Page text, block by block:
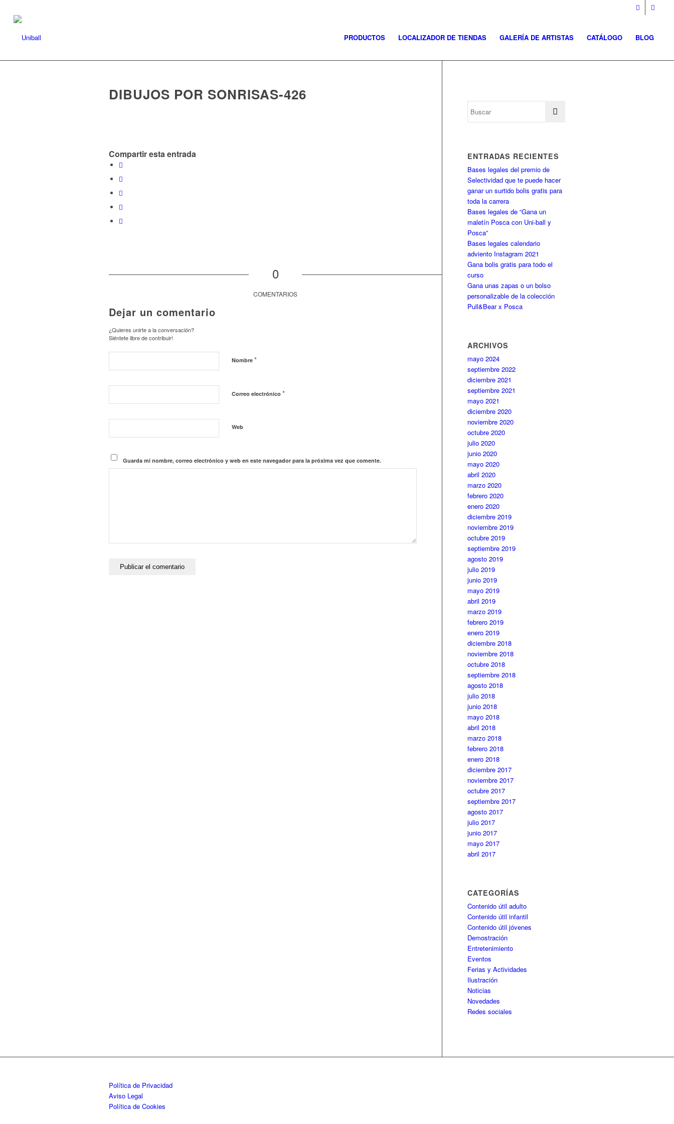
PRODUCTOS LOCALIZADOR DE TIENDAS GALERÍA DE ARTISTAS CATÁLOGO BLOG
DIBUJOS POR SONRISAS-426
Compartir esta entrada
0
COMENTARIOS
Dejar un comentario
¿Quieres unirte a la conversación?
Siéntete libre de contribuir!
Nombre *
Correo electrónico *
Web
Guarda mi nombre, correo electrónico y web en este navegador para la próxima vez que comente.
ENTRADAS RECIENTES
Bases legales del premio de
Selectividad que te puede hacer
ganar un surtido bolis gratis para
toda la carrera
Bases legales de “Gana un
maletín Posca con Uni-ball y
Posca”
Bases legales calendario
adviento Instagram 2021
Gana bolis gratis para todo el
curso
Gana unas zapas o un bolso
personalizable de la colección
Pull&Bear x Posca
ARCHIVOS
mayo 2024
septiembre 2022
diciembre 2021
septiembre 2021
mayo 2021
diciembre 2020
noviembre 2020
octubre 2020
julio 2020
junio 2020
mayo 2020
abril 2020
marzo 2020
febrero 2020
enero 2020
diciembre 2019
noviembre 2019
octubre 2019
septiembre 2019
agosto 2019
julio 2019
junio 2019
mayo 2019
abril 2019
marzo 2019
febrero 2019
enero 2019
diciembre 2018
noviembre 2018
octubre 2018
septiembre 2018
agosto 2018
julio 2018
junio 2018
mayo 2018
abril 2018
marzo 2018
febrero 2018
enero 2018
diciembre 2017
noviembre 2017
octubre 2017
septiembre 2017
agosto 2017
julio 2017
junio 2017
mayo 2017
abril 2017
CATEGORÍAS
Contenido útil adulto
Contenido útil infantil
Contenido útil jóvenes
Demostración
Entretenimiento
Eventos
Ferias y Actividades
Ilustración
Noticias
Novedades
Redes sociales
Política de Privacidad
Aviso Legal
Política de Cookies